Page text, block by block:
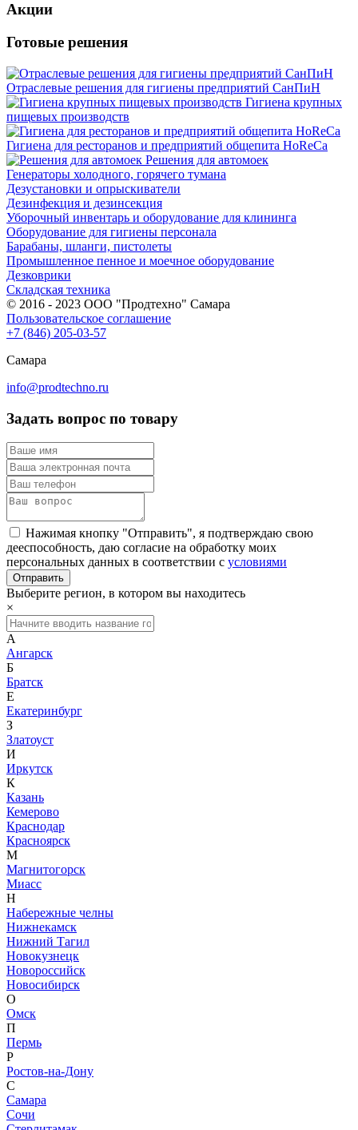
Акции
Готовые решения
Отраслевые решения для гигиены предприятий СанПиН
Гигиена крупных
пищевых производств
Гигиена для ресторанов и предприятий общепита HoReCa
Решения для автомоек
Генераторы холодного, горячего тумана
Дезустановки и опрыскиватели
Дезинфекция и дезинсекция
Уборочный инвентарь и оборудование для клининга
Оборудование для гигиены персонала
Барабаны, шланги, пистолеты
Промышленное пенное и моечное оборудование
Дезковрики
Складская техника
© 2016 - 2023 ООО "Продтехно" Самара
Пользовательское соглашение
+7 (846) 205-03-57
Самара
info@prodtechno.ru
Задать вопрос по товару
Нажимая кнопку "Отправить", я подтверждаю свою
дееспособность, даю согласие на обработку моих
персональных данных в соответствии с условиями
Выберите регион, в котором вы находитесь
×
А
Ангарск
Б
Братск
Е
Екатеринбург
З
Златоуст
И
Иркутск
К
Казань
Кемерово
Краснодар
Красноярск
М
Магнитогорск
Миасс
Н
Набережные челны
Нижнекамск
Нижний Тагил
Новокузнецк
Новороссийск
Новосибирск
О
Омск
П
Пермь
Р
Ростов-на-Дону
С
Самара
Сочи